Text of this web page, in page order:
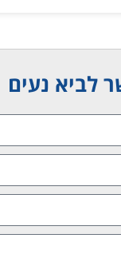
לביא נעים